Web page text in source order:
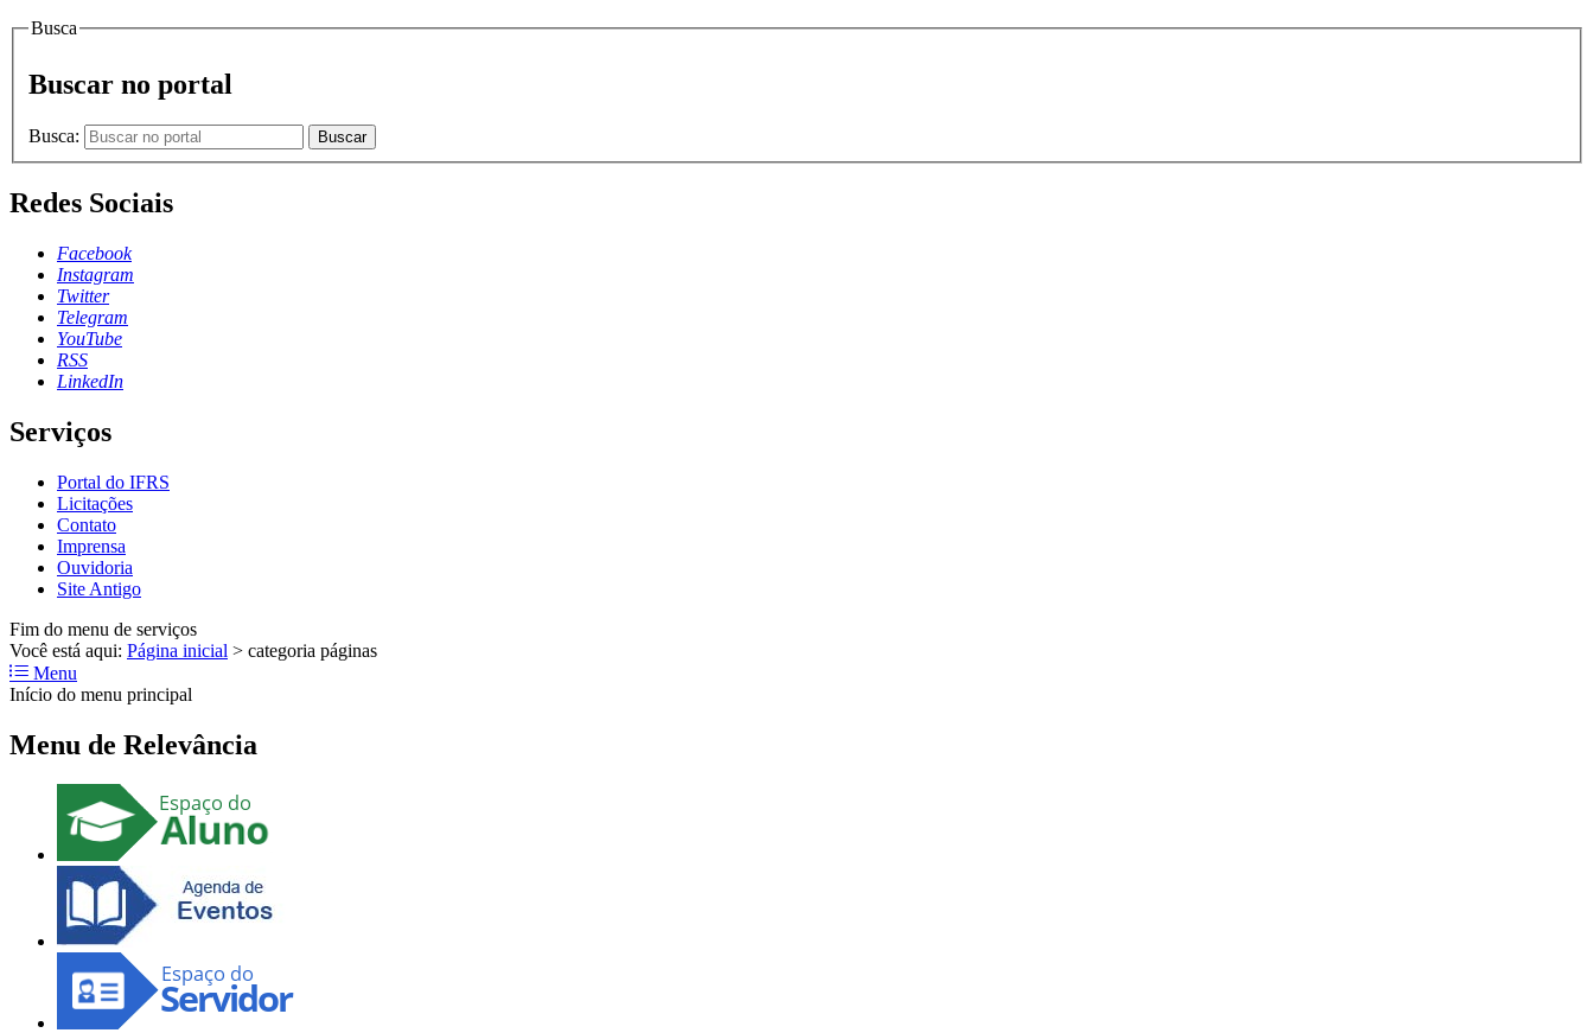
Busca
Buscar no portal
Busca: Buscar
Redes Sociais
Facebook
Instagram
Twitter
Telegram
YouTube
RSS
LinkedIn
Serviços
Portal do IFRS
Licitações
Contato
Imprensa
Ouvidoria
Site Antigo
Fim do menu de serviços
Você está aqui: Página inicial > categoria páginas
Menu
Início do menu principal
Menu de Relevância